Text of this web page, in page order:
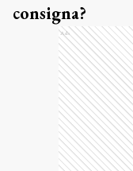
consigna?
Ads